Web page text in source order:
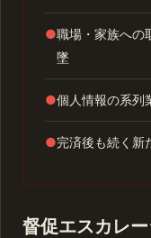
●職場・家族への
墜
●個人情報の系列
●完済後も続く新
督促エスカレ